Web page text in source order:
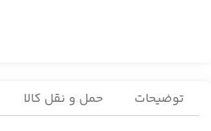
توضیحات حمل و نقل کالا